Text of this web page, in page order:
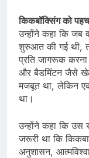
किकबॉक्सिंग को
उन्होंने कहा कि जब
शुरुआत की गई थी,
प्रति जागरूक
और बैडमिंटन जैसे
मजबूत था, लेकिन
था।
उन्होंने कहा कि उस
जरूरी था कि
अनुशासन,